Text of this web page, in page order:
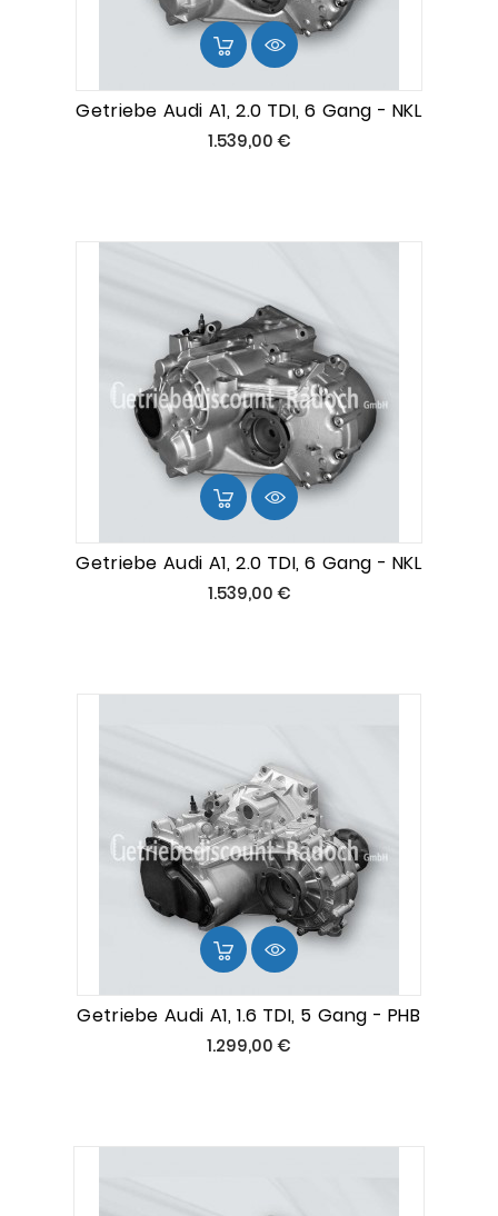
Getriebe Audi A1, 2.0 TDI, 6 Gang - NKL
1.539,00 €Preis
Getriebe Audi A1, 2.0 TDI, 6 Gang - NKL
1.539,00 €Preis
Getriebe Audi A1, 1.6 TDI, 5 Gang - PHB
1.299,00 €